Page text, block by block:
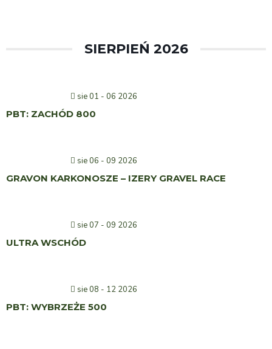
SIERPIEŃ 2026
sie 01 - 06 2026
PBT: ZACHÓD 800
sie 06 - 09 2026
GRAVON KARKONOSZE – IZERY GRAVEL RACE
sie 07 - 09 2026
ULTRA WSCHÓD
sie 08 - 12 2026
PBT: WYBRZEŻE 500